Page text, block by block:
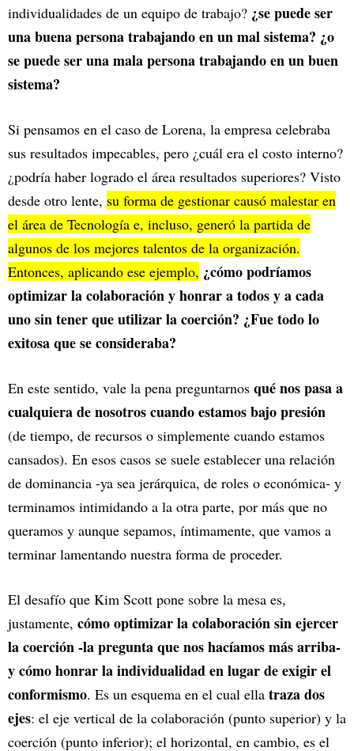
individualidades de un equipo de trabajo? ¿se puede ser
una buena persona trabajando en un mal sistema? ¿o
se puede ser una mala persona trabajando en un buen
sistema?
Si pensamos en el caso de Lorena, la empresa celebraba
sus resultados impecables, pero ¿cuál era el costo interno?
¿podría haber logrado el área resultados superiores? Visto
desde otro lente, su forma de gestionar causó malestar en
el área de Tecnología e, incluso, generó la partida de
algunos de los mejores talentos de la organización.
Entonces, aplicando ese ejemplo, ¿cómo podríamos
optimizar la colaboración y honrar a todos y a cada
uno sin tener que utilizar la coerción? ¿Fue todo lo
exitosa que se consideraba?
En este sentido, vale la pena preguntarnos qué nos pasa a
cualquiera de nosotros cuando estamos bajo presión
(de tiempo, de recursos o simplemente cuando estamos
cansados). En esos casos se suele establecer una relación
de dominancia -ya sea jerárquica, de roles o económica- y
terminamos intimidando a la otra parte, por más que no
queramos y aunque sepamos, íntimamente, que vamos a
terminar lamentando nuestra forma de proceder.
El desafío que Kim Scott pone sobre la mesa es,
justamente, cómo optimizar la colaboración sin ejercer
la coerción -la pregunta que nos hacíamos más arriba-
y cómo honrar la individualidad en lugar de exigir el
conformismo. Es un esquema en el cual ella traza dos
ejes: el eje vertical de la colaboración (punto superior) y la
coerción (punto inferior); el horizontal, en cambio, es el